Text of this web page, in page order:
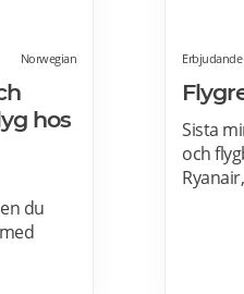
Norwegian
hos
du
att få
Erbjudande
Sista
och